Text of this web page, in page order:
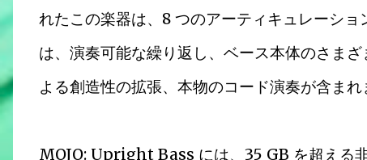
れたこの楽器は、8 つのアーティキュレーシ
は、演奏可能な繰り返し、ベース本体のさま
よる創造性の拡張、本物のコード演奏が含まれ
MOJO: Upright Bass には、35 GB を超える